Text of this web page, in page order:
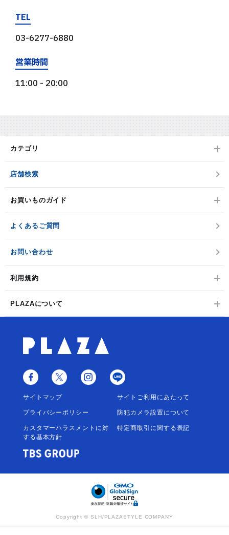
TEL
03-6277-6880
営業時間
11:00 - 20:00
カテゴリ
店舗検索
お買いものガイド
よくあるご質問
お問い合わせ
利用規約
PLAZAについて
サイトマップ サイトご利用にあたって
プライバシーポリシー 防犯カメラ設置について
カスタマーハラスメントに対
する基本方針
特定商取引に関する表記
Copyright © SLH/PLAZASTYLE COMPANY